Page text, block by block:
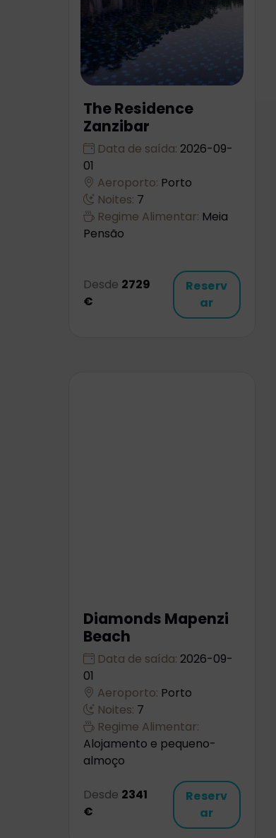
The Residence
Zanzibar
Data de saída: 2026-09-
01
Aeroporto: Porto
Noites: 7
Regime Alimentar: Meia
Pensão
Desde 2729
€
Reserv
ar
Diamonds Mapenzi
Beach
Data de saída: 2026-09-
01
Aeroporto: Porto
Noites: 7
Regime Alimentar:
Alojamento e pequeno-
almoço
Desde 2341
€
Reserv
ar